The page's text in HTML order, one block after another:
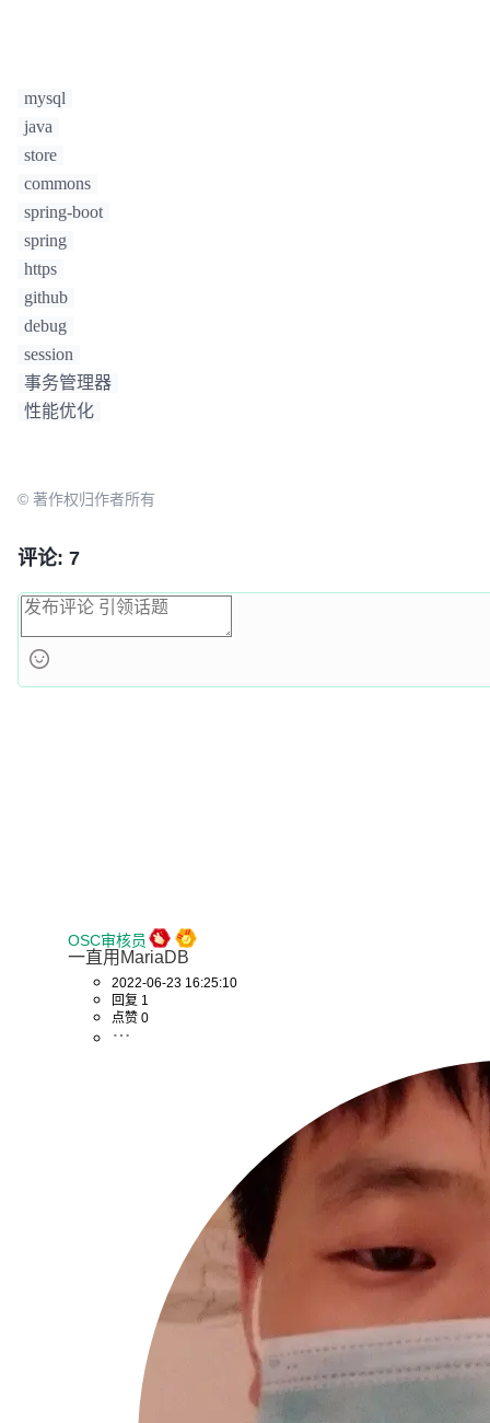
mysql
java
store
commons
spring-boot
spring
https
github
debug
session
事务管理器
性能优化
© 著作权归作者所有
评论: 7
OSC审核员
一直用MariaDB
2022-06-23 16:25:10
回复 1
点赞 0